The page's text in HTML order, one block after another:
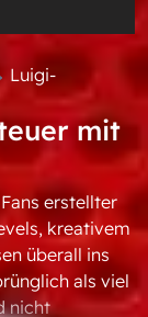
Luigi-
mit
erstellter
kreativem
überall ins
als viel
nicht